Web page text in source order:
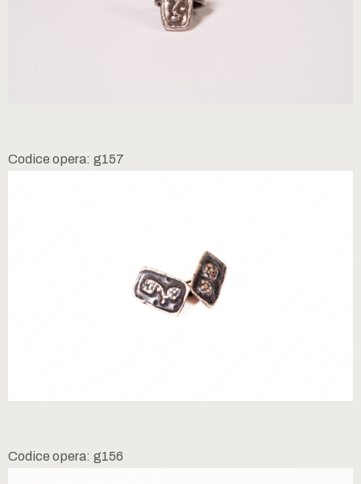
Codice opera: g157
Codice opera: g156